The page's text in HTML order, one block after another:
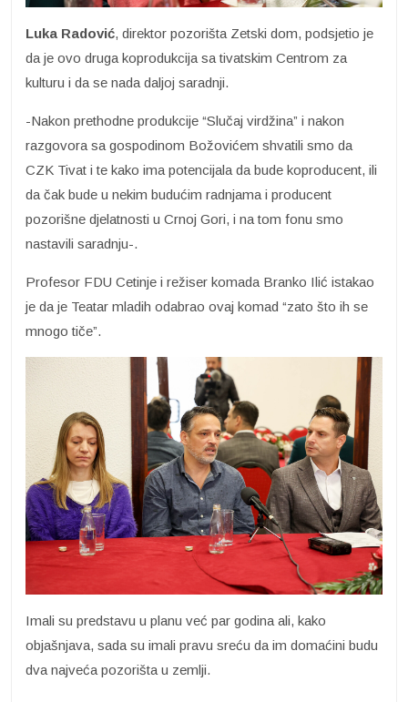
Luka Radović, direktor pozorišta Zetski dom, podsjetio je
da je ovo druga koprodukcija sa tivatskim Centrom za
kulturu i da se nada daljoj saradnji.
-Nakon prethodne produkcije “Slučaj virdžina” i nakon
razgovora sa gospodinom Božovićem shvatili smo da
CZK Tivat i te kako ima potencijala da bude koproducent, ili
da čak bude u nekim budućim radnjama i producent
pozorišne djelatnosti u Crnoj Gori, i na tom fonu smo
nastavili saradnju-.
Profesor FDU Cetinje i režiser komada Branko Ilić istakao
je da je Teatar mladih odabrao ovaj komad “zato što ih se
mnogo tiče”.
Imali su predstavu u planu već par godina ali, kako
objašnjava, sada su imali pravu sreću da im domaćini budu
dva najveća pozorišta u zemlji.